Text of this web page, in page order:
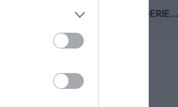
CONCIERGERIE...